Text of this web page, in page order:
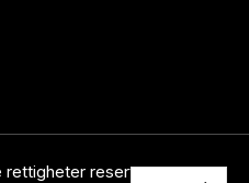
rettigheter reservert.